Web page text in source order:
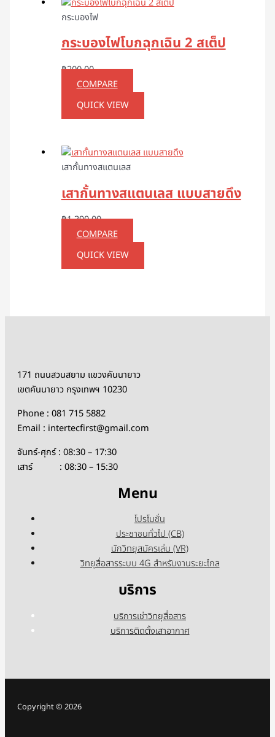
กระบองไฟ
กระบองไฟโบกฉุกเฉิน 2 สเต็ป
฿200.00
COMPARE
QUICK VIEW
เสากั้นทางสแตนเลส
เสากั้นทางสแตนเลส แบบสายดึง
฿1,390.00
COMPARE
QUICK VIEW
171 ถนนสวนสยาม แขวงคันนายาว
เขตคันนายาว กรุงเทพฯ 10230
Phone : 081 715 5882
Email : intertecfirst@gmail.com
จันทร์-ศุกร์ : 08:30 – 17:30
เสาร์ : 08:30 – 15:30
Menu
โปรโมชั่น
ประชาชนทั่วไป (CB)
นักวิทยุสมัครเล่น (VR)
วิทยุสื่อสารระบบ 4G สำหรับงานระยะไกล
บริการ
บริการเช่าวิทยุสื่อสาร
บริการติดตั้งเสาอากาศ
Copyright © 2026